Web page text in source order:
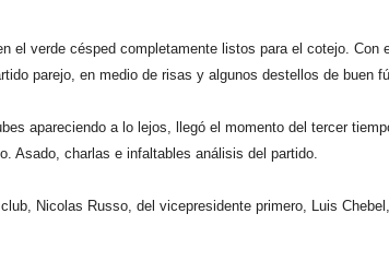
el verde césped completamente listos para el cotejo.
parejo, en medio de risas y algunos destellos de buen
apareciendo a lo lejos, llegó el momento del tercer
Asado, charlas e infaltables análisis del partido.
Nicolas Russo, del vicepresidente primero, Luis